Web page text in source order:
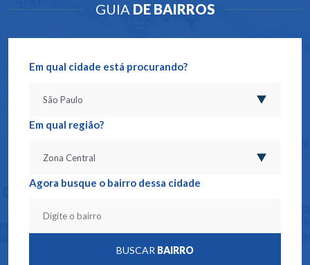
GUIA DE BAIRROS
Em qual cidade está procurando?
Em qual região?
Agora busque o bairro dessa cidade
BUSCAR BAIRRO